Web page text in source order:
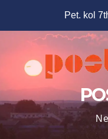
Pet. kol